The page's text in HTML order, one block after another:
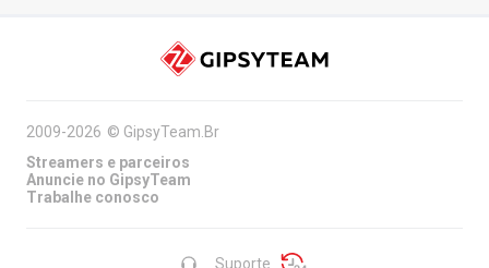
Suporte
2009-2026 © GipsyTeam.Br
Streamers e parceiros
Anuncie no GipsyTeam
Trabalhe conosco